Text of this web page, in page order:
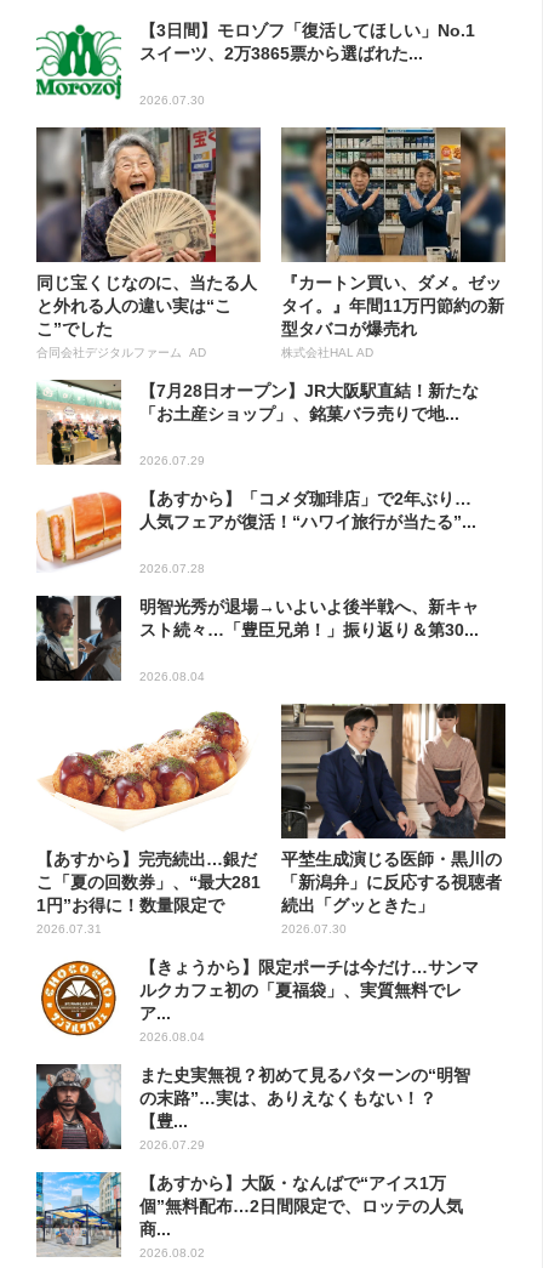
【3日間】モロゾフ「復活してほしい」No.1
スイーツ、2万3865票から選ばれた...
2026.07.30
同じ宝くじなのに、当たる人
と外れる人の違い実は“こ
こ”でした
合同会社デジタルファーム AD
『カートン買い、ダメ。ゼッ
タイ。』年間11万円節約の新
型タバコが爆売れ
株式会社HAL AD
【7月28日オープン】JR大阪駅直結！新たな
「お土産ショップ」、銘菓バラ売りで地...
2026.07.29
【あすから】「コメダ珈琲店」で2年ぶり…
人気フェアが復活！“ハワイ旅行が当たる”...
2026.07.28
明智光秀が退場→いよいよ後半戦へ、新キャ
スト続々…「豊臣兄弟！」振り返り＆第30...
2026.08.04
【あすから】完売続出…銀だ
こ「夏の回数券」、“最大281
1円”お得に！数量限定で
2026.07.31
平埜生成演じる医師・黒川の
「新潟弁」に反応する視聴者
続出「グッときた」
2026.07.30
【きょうから】限定ポーチは今だけ…サンマ
ルクカフェ初の「夏福袋」、実質無料でレ
ア...
2026.08.04
また史実無視？初めて見るパターンの“明智
の末路”…実は、ありえなくもない！？
【豊...
2026.07.29
【あすから】大阪・なんばで“アイス1万
個”無料配布…2日間限定で、ロッテの人気
商...
2026.08.02